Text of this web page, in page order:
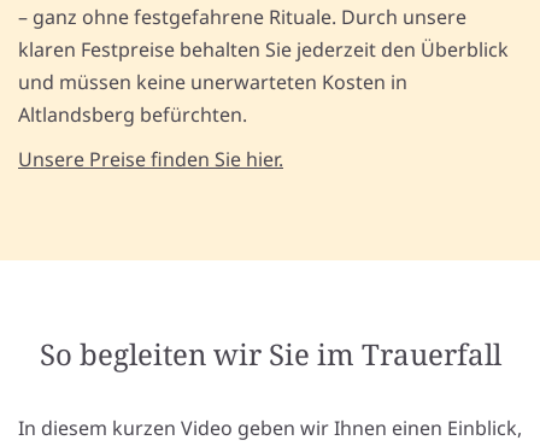
– ganz ohne festgefahrene Rituale. Durch unsere
klaren Festpreise behalten Sie jederzeit den Überblick
und müssen keine unerwarteten Kosten in
Altlandsberg befürchten.
Unsere Preise finden Sie hier.
So begleiten wir Sie im Trauerfall
In diesem kurzen Video geben wir Ihnen einen Einblick,